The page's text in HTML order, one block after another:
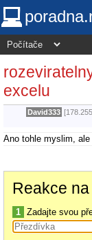
excelu
David333
Ano tohle myslim,
Reakce
1 Zadajte svou